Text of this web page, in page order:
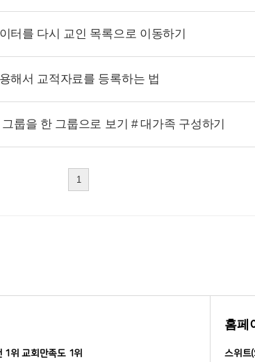
터를 다시 교인 목록으로 이동하기
해서 교적자료를 등록하는 법
룹을 한 그룹으로 보기 # 대가족 구성하기
1
1위 교회만족도 1위
홈페
스위트